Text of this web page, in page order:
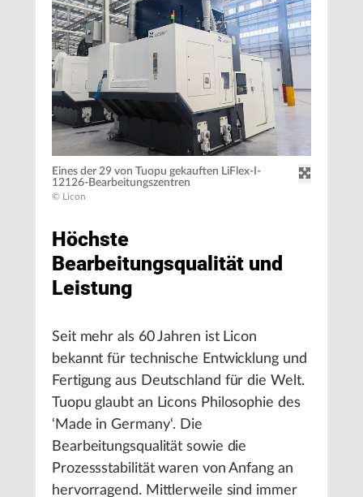
Eines der 29 von Tuopu gekauften LiFlex-I-
12126-Bearbeitungszentren
© Licon
Höchste
Bearbeitungsqualität und
Leistung
Seit mehr als 60 Jahren ist Licon
bekannt für technische Entwicklung und
Fertigung aus Deutschland für die Welt.
Tuopu glaubt an Licons Philosophie des
‘Made in Germany‘. Die
Bearbeitungsqualität sowie die
Prozessstabilität waren von Anfang an
hervorragend. Mittlerweile sind immer